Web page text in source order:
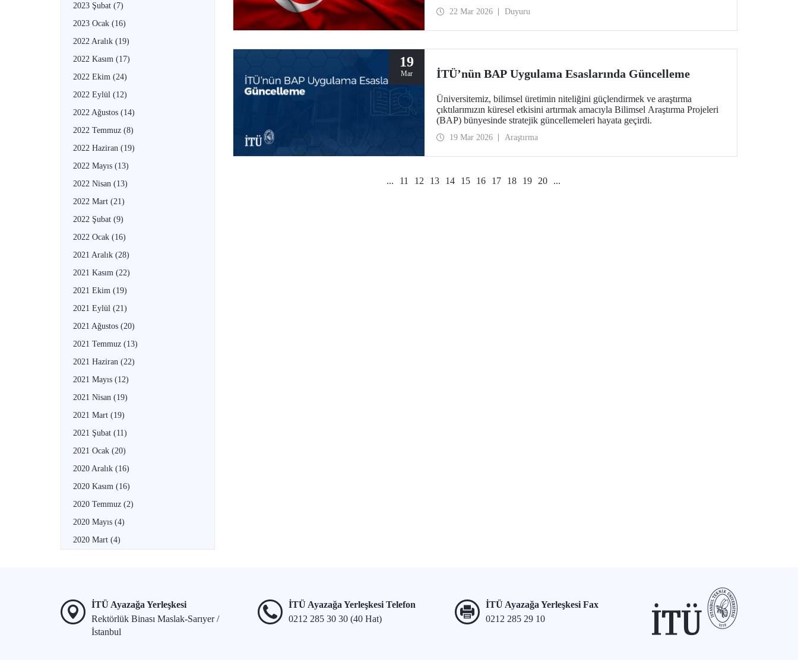
2023 Şubat (7)
2023 Ocak (16)
2022 Aralık (19)
2022 Kasım (17)
2022 Ekim (24)
2022 Eylül (12)
2022 Ağustos (14)
2022 Temmuz (8)
2022 Haziran (19)
2022 Mayıs (13)
2022 Nisan (13)
2022 Mart (21)
2022 Şubat (9)
2022 Ocak (16)
2021 Aralık (28)
2021 Kasım (22)
2021 Ekim (19)
2021 Eylül (21)
2021 Ağustos (20)
2021 Temmuz (13)
2021 Haziran (22)
2021 Mayıs (12)
2021 Nisan (19)
2021 Mart (19)
2021 Şubat (11)
2021 Ocak (20)
2020 Aralık (16)
2020 Kasım (16)
2020 Temmuz (2)
2020 Mayıs (4)
2020 Mart (4)
Allah'tan rahmet; ailelerine ve milletimize başsağlığı diliyoruz. Milletimizin
22 Mar 2026 Duyuru
19
Mar İTÜ’nün BAP Uygulama Esaslarında Güncelleme
Üniversitemiz, bilimsel üretimin niteliğini güçlendirmek ve araştırma
çıktılarımızın küresel etkisini artırmak amacıyla Bilimsel Araştırma Projeleri
(BAP) bünyesinde stratejik güncellemeleri hayata geçirdi.
19 Mar 2026 Araştırma
... 11 12 13 14 15 16 17 18 19 20 ...
İTÜ Ayazağa Yerleşkesi
Rektörlük Binası Maslak-Sarıyer /
İstanbul
İTÜ Ayazağa Yerleşkesi Telefon
0212 285 30 30 (40 Hat)
İTÜ Ayazağa Yerleşkesi Fax
0212 285 29 10